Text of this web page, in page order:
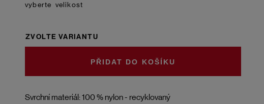
Svrchní materiál: 100 % nylon - recyklovaný
velikost
ZVOLTE VARIANTU
DO KOŠÍKU